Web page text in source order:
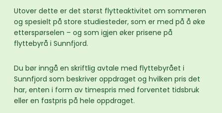
Utover dette er det størst flytteaktivitet om sommeren
og spesielt på store studiesteder, som er med på å øke
etterspørselen – og som igjen øker prisene på
flyttebyrå i Sunnfjord.
Du bør inngå en skriftlig avtale med flyttebyrået i
Sunnfjord som beskriver oppdraget og hvilken pris det
har, enten i form av timespris med forventet tidsbruk
eller en fastpris på hele oppdraget.